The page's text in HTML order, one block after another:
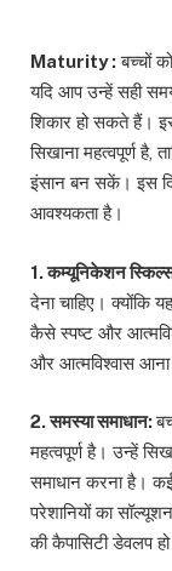
Maturity :बच्चों
यदि आप उन्हें सही समय
शिकार हो सकते हैं।
सिखाना महत्वपूर्ण है,
इंसान बन सकें। इस
आवश्यकता है।
1. कम्यूनिकेशन
देना चाहिए। क्योंकि
कैसे स्पष्ट और
और आत्मविश्वास
2. समस्या समाधान:
महत्वपूर्ण है। उन्हें
समाधान करना है।
परेशानियों का
की कैपासिटी डेवलप